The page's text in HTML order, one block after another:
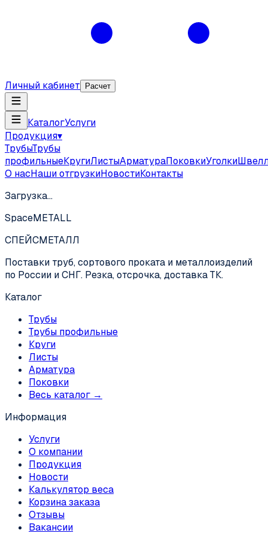
Личный кабинет Расчет
КаталогУслуги
Продукция▾
ТрубыТрубы
профильныеКругиЛистыАрматураПоковкиУголки
О насНаши отгрузкиНовостиКонтакты
Загрузка…
SpaceMETALL
СПЕЙСМЕТАЛЛ
Поставки труб, сортового проката и металлоизделий
по России и СНГ. Резка, отсрочка, доставка ТК.
Каталог
Трубы
Трубы профильные
Круги
Листы
Арматура
Поковки
Весь каталог →
Информация
Услуги
О компании
Продукция
Новости
Калькулятор веса
Корзина заказа
Отзывы
Вакансии